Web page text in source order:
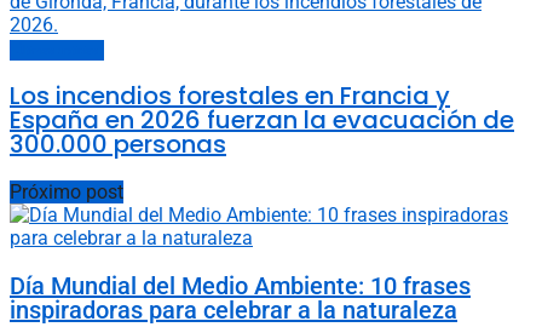
Los incendios forestales en Francia y
España en 2026 fuerzan la evacuación de
300.000 personas
Próximo post
Día Mundial del Medio Ambiente: 10 frases
inspiradoras para celebrar a la naturaleza